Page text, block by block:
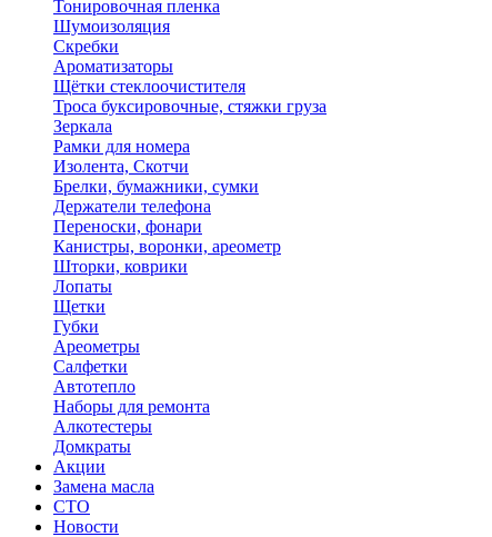
Тонировочная пленка
Шумоизоляция
Скребки
Ароматизаторы
Щётки стеклоочистителя
Троса буксировочные, стяжки груза
Зеркала
Рамки для номера
Изолента, Скотчи
Брелки, бумажники, сумки
Держатели телефона
Переноски, фонари
Канистры, воронки, ареометр
Шторки, коврики
Лопаты
Щетки
Губки
Ареометры
Салфетки
Автотепло
Наборы для ремонта
Алкотестеры
Домкраты
Акции
Замена масла
СТО
Новости